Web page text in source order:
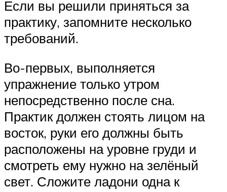
Если вы решили приняться за
практику, запомните несколько
требований.
Во-первых, выполняется
упражнение только утром
непосредственно после сна.
Практик должен стоять лицом на
восток, руки его должны быть
расположены на уровне груди и
смотреть ему нужно на зелёный
свет. Сложите ладони одна к